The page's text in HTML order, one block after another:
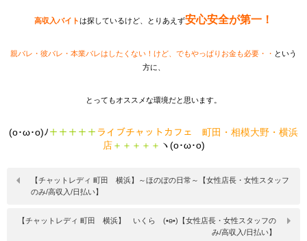
高収入バイトは探しているけど、とりあえず安心安全が第一！
親バレ・彼バレ・本業バレはしたくない！けど、でもやっぱりお金も必要・・ という
方に、
とってもオススメな環境だと思います。
(o･ω･o)ﾉ＋＋＋＋＋ ライブチャットカフェ 町田・相模大野・横浜
店＋＋＋＋＋ ヽ(o･ω･o)
【チャットレディ 町田 横浜】～ほのぼの日常～【女性店長・女性スタッフ
のみ/高収入/日払い】
【チャットレディ 町田 横浜】 いくら (•ө•)【女性店長・女性スタッフの
み/高収入/日払い】